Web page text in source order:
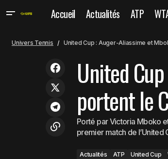
Accueil Actualités ATP
toujours aussi affamée
Univers Tennis United Cup : Auger-Aliassime et
United
portent le
Porté par Victoria Mboko
premier match de l’United
Actualités ATP United Cup